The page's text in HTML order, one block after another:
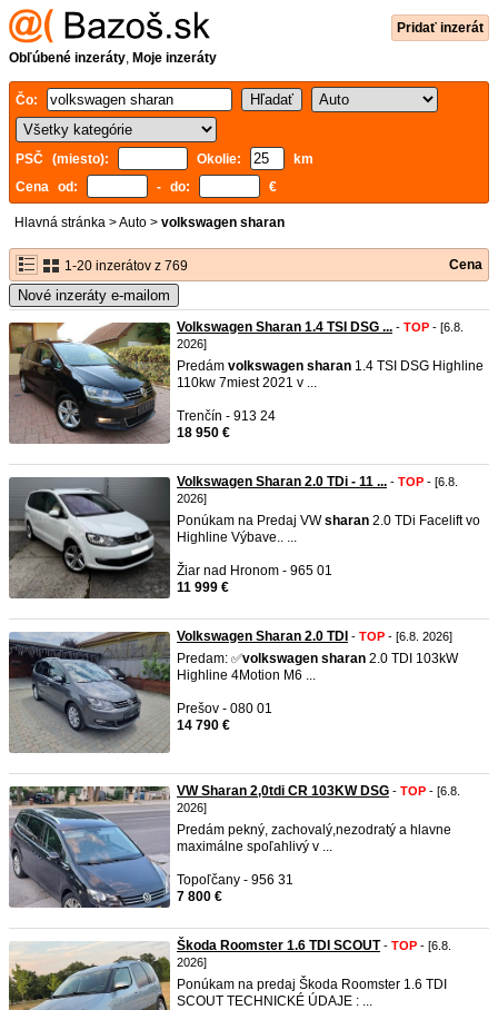
Pridať inzerát
Obľúbené inzeráty, Moje inzeráty
Čo:
PSČ (miesto): Okolie:
km
Cena od:
- do: €
Hlavná stránka >Auto > volkswagen sharan
1-20 inzerátov z 769 Cena
Nové inzeráty e-mailom
Volkswagen Sharan 1.4 TSI DSG ... - TOP - [6.8.
2026]
Predám volkswagen sharan 1.4 TSI DSG Highline
110kw 7miest 2021 v ...
Trenčín - 913 24
18 950 €
Volkswagen Sharan 2.0 TDi - 11 ... - TOP - [6.8.
2026]
Ponúkam na Predaj VWsharan 2.0 TDi Facelift vo
Highline Výbave.. ...
Žiar nad Hronom - 965 01
11 999 €
Volkswagen Sharan 2.0 TDI - TOP - [6.8. 2026]
Predam: ✅volkswagen sharan 2.0 TDI 103kW
Highline 4Motion M6 ...
Prešov - 080 01
14 790 €
VW Sharan 2,0tdi CR 103KW DSG - TOP - [6.8.
2026]
Predám pekný, zachovalý,nezodratý a hlavne
maximálne spoľahlivý v ...
Topoľčany - 956 31
7 800 €
Škoda Roomster 1.6 TDI SCOUT- TOP - [6.8.
2026]
Ponúkam na predaj Škoda Roomster 1.6 TDI
SCOUT TECHNICKÉ ÚDAJE : ...